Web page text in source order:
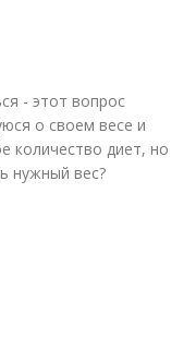
- этот вопрос
о своем весе и
количество диет, но
нужный вес?